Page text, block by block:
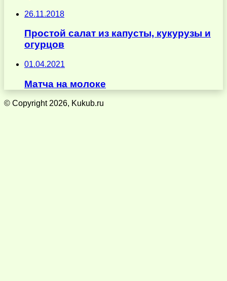
26.11.2018
Простой салат из капусты, кукурузы и
огурцов
01.04.2021
Матча на молоке
© Copyright 2026, Kukub.ru